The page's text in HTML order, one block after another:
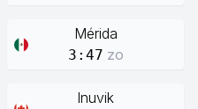
Mérida
3:47 zo
Inuvik